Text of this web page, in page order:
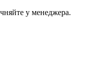
у менеджера.